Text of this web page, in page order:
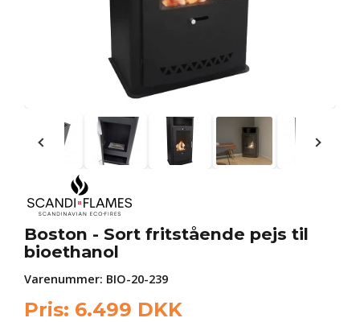
Boston - Sort fritstående pejs til
bioethanol
Varenummer: BIO-20-239
Pris: 6.499 DKK